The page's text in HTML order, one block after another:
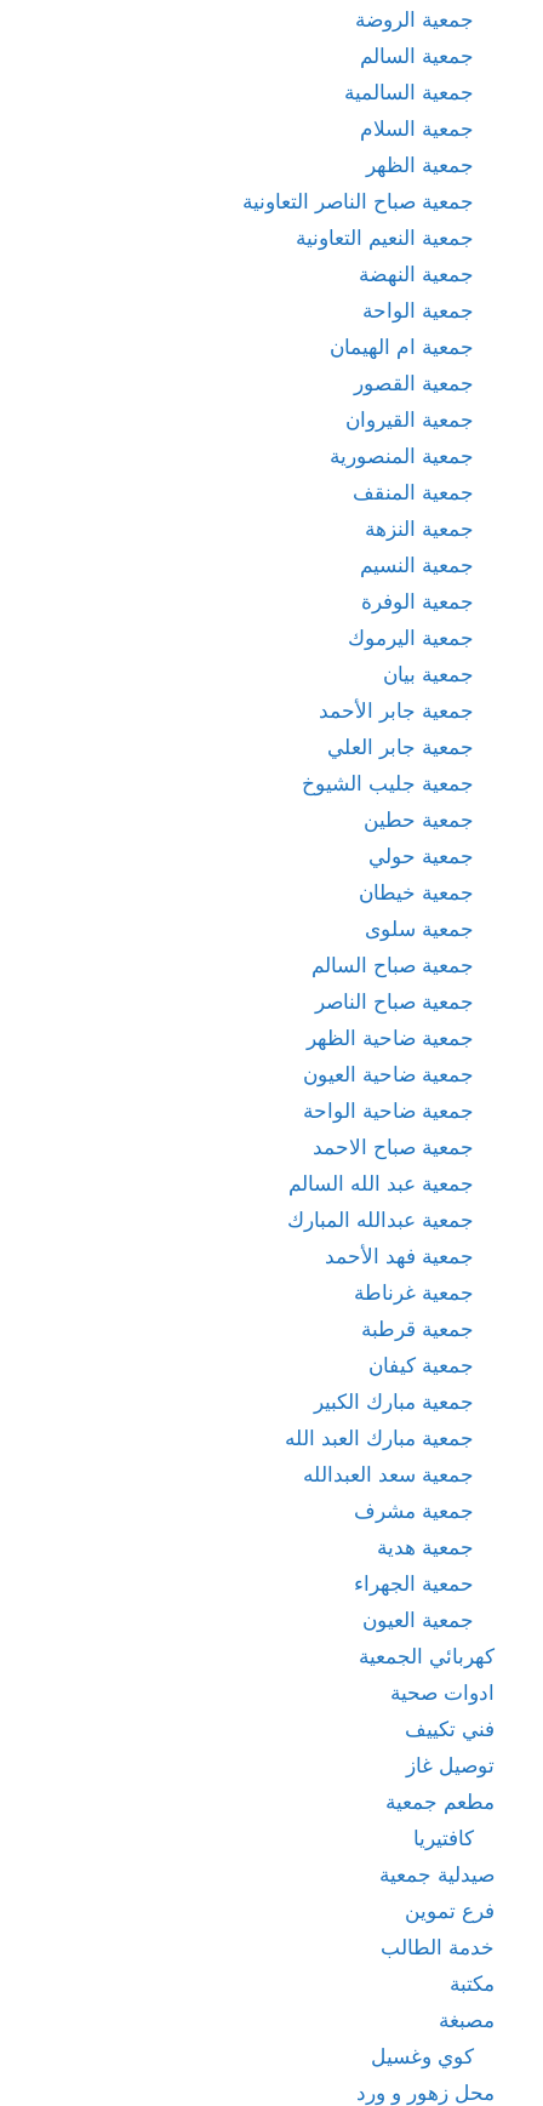
جمعية الروضة
جمعية السالم
جمعية السالمية
جمعية السلام
جمعية الظهر
جمعية صباح الناصر التعاونية
جمعية النعيم التعاونية
جمعية النهضة
جمعية الواحة
جمعية ام الهيمان
جمعية القصور
جمعية القيروان
جمعية المنصورية
جمعية المنقف
جمعية النزهة
جمعية النسيم
جمعية الوفرة
جمعية اليرموك
جمعية بيان
جمعية جابر الأحمد
جمعية جابر العلي
جمعية جليب الشيوخ
جمعية حطين
جمعية حولي
جمعية خيطان
جمعية سلوى
جمعية صباح السالم
جمعية صباح الناصر
جمعية ضاحية الظهر
جمعية ضاحية العيون
جمعية ضاحية الواحة
جمعية صباح الاحمد
جمعية عبد الله السالم
جمعية عبدالله المبارك
جمعية فهد الأحمد
جمعية غرناطة
جمعية قرطبة
جمعية كيفان
جمعية مبارك الكبير
جمعية مبارك العبد الله
جمعية سعد العبدالله
جمعية مشرف
جمعية هدية
حمعية الجهراء
جمعية العيون
كهربائي الجمعية
ادوات صحية
فني تكييف
توصيل غاز
مطعم جمعية
كافتيريا
صيدلية جمعية
فرع تموين
خدمة الطالب
مكتبة
مصبغة
كوي وغسيل
محل زهور و ورد